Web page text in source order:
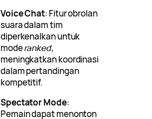
Voice Chat: Fitur obrolan
suara dalam tim
diperkenalkan untuk
moderanked,
meningkatkan koordinasi
dalam pertandingan
kompetitif.
Spectator Mode:
Pemain dapat menonton